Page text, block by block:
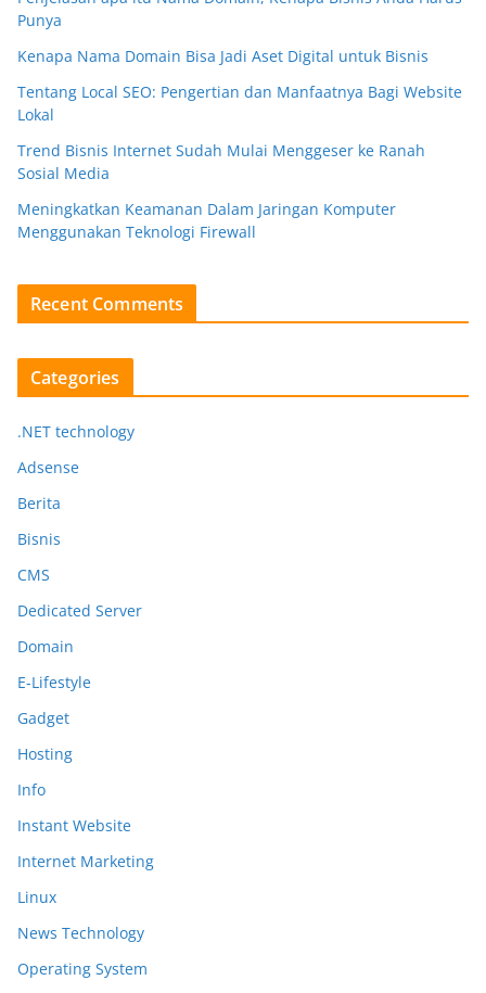
Punya
Kenapa Nama Domain Bisa Jadi Aset Digital untuk Bisnis
Tentang Local SEO: Pengertian dan Manfaatnya Bagi Website
Lokal
Trend Bisnis Internet Sudah Mulai Menggeser ke Ranah
Sosial Media
Meningkatkan Keamanan Dalam Jaringan Komputer
Menggunakan Teknologi Firewall
Recent Comments
Categories
.NET technology
Adsense
Berita
Bisnis
CMS
Dedicated Server
Domain
E-Lifestyle
Gadget
Hosting
Info
Instant Website
Internet Marketing
Linux
News Technology
Operating System